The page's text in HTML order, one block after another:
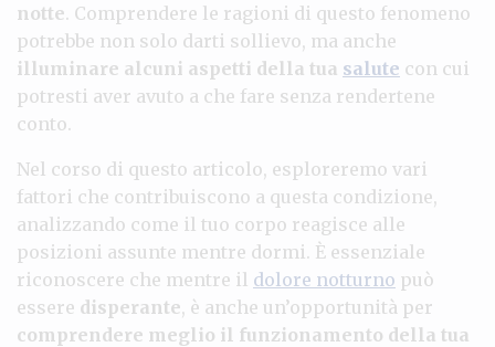
notte. Comprendere le ragioni di questo fenomeno
potrebbe non solo darti sollievo, ma anche
illuminare alcuni aspetti della tua salute con cui
potresti aver avuto a che fare senza rendertene
conto.
Nel corso di questo articolo, esploreremo vari
fattori che contribuiscono a questa condizione,
analizzando come il tuo corpo reagisce alle
posizioni assunte mentre dormi. È essenziale
riconoscere che mentre il dolore notturno può
essere disperante, è anche un’opportunità per
comprendere meglio il funzionamento della tua